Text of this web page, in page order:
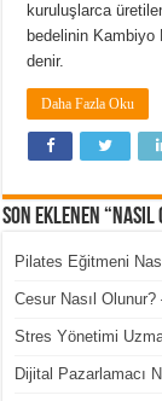
kuruluşlarca
bedelinin Kambiyo
denir.
Daha Fazla Oku
Son Eklenen
Pilates Eğitmeni
Cesur Nasıl
Stres Yönetimi
Dijital Pazarlamacı